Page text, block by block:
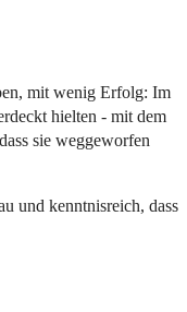
mit wenig Erfolg: Im
hielten - mit dem
sie weggeworfen
und kenntnisreich, dass